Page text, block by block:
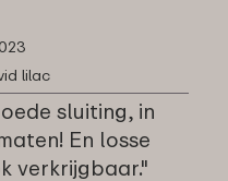
lilac
sluiting, in
En losse
verkrijgbaar."